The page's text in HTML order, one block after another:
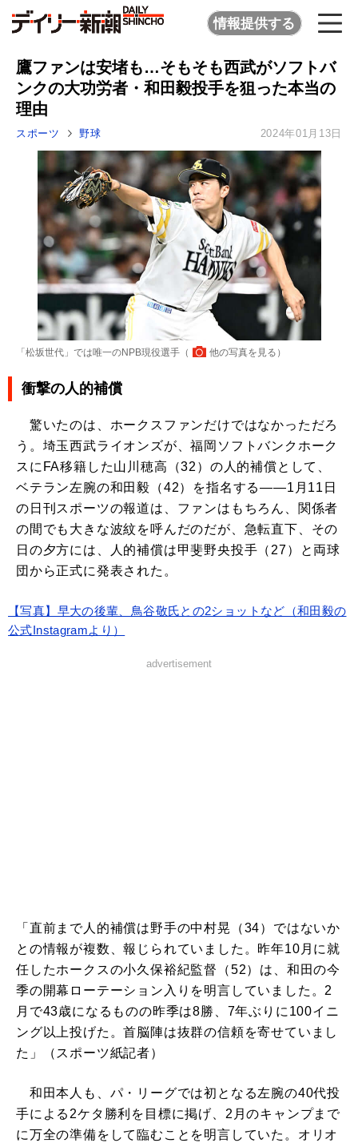
情報提供する
鷹ファンは安堵も…そもそも西武がソフトバ
ンクの大功労者・和田毅投手を狙った本当の
理由
スポーツ 野球 2024年01月13日
「松坂世代」では唯一のNPB現役選手（ 他の写真を見る ）
衝撃の人的補償
驚いたのは、ホークスファンだけではなかっただろ
う。埼玉西武ライオンズが、福岡ソフトバンクホーク
スにFA移籍した山川穂高（32）の人的補償として、
ベテラン左腕の和田毅（42）を指名する――1月11日
の日刊スポーツの報道は、ファンはもちろん、関係者
の間でも大きな波紋を呼んだのだが、急転直下、その
日の夕方には、人的補償は甲斐野央投手（27）と両球
団から正式に発表された。
【写真】早大の後輩、鳥谷敬氏との2ショットなど（和田毅の
公式Instagramより）
advertisement
「直前まで人的補償は野手の中村晃（34）ではないか
との情報が複数、報じられていました。昨年10月に就
任したホークスの小久保裕紀監督（52）は、和田の今
季の開幕ローテーション入りを明言していました。2
月で43歳になるものの昨季は8勝、7年ぶりに100イニ
ング以上投げた。首脳陣は抜群の信頼を寄せていまし
た」（スポーツ紙記者）
和田本人も、パ・リーグでは初となる左腕の40代投
手による2ケタ勝利を目標に掲げ、2月のキャンプまで
に万全の準備をして臨むことを明言していた。オリオ